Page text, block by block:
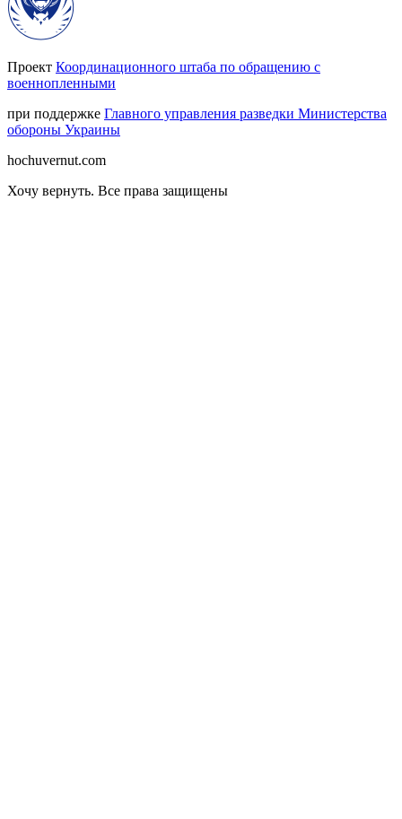
Проект Координационного штаба по обращению с
военнопленными
при поддержке Главного управления разведки Министерства
обороны Украины
hochuvernut.com
Хочу вернуть. Все права защищены